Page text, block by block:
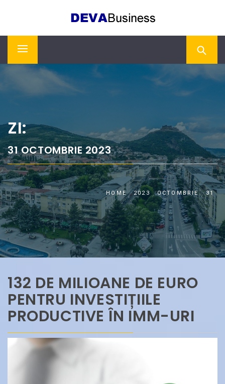
DEVA BUSINESS
Primary
Menu
ZI:
31 OCTOMBRIE 2023
HOME 2023 OCTOMBRIE 31
132 DE MILIOANE DE EURO
PENTRU INVESTIȚIILE
PRODUCTIVE ÎN IMM-URI